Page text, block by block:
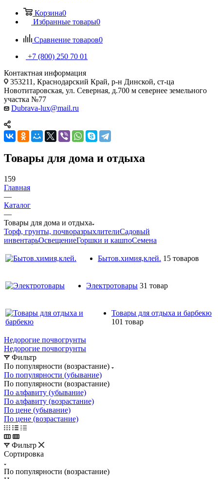
Корзина0
Избранные товары0
Сравнение товаров0
+7 (800) 250 70 01
Контактная информация
353211, Краснодарский Край, р-н Динской, ст-ца
Новотитаровская, ул. Северная, д.700 м севернее земельного
участка №77
Dubrava-lux@mail.ru
Товары для дома и отдыха
159
Главная
—
Каталог
—
Товары для дома и отдыха
Торф, грунты, почворазрыхлителиСадовый
инвентарьОсвещениеГоршки и кашпоСемена
Бытов.химия,клей. 15 товаров
Электротовары 31 товар
Товары для отдыха и барбекю
101 товар
Недорогие почвогрунты
Недорогие почвогрунты
Фильтр
По популярности (возрастание)
По популярности (убывание)
По популярности (возрастание)
По алфавиту (убывание)
По алфавиту (возрастание)
По цене (убывание)
По цене (возрастание)
Фильтр
Сортировка
По популярности (возрастание)